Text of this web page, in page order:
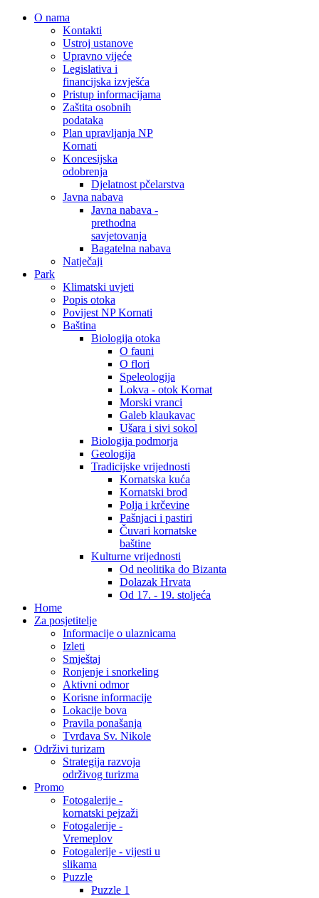
O nama
Kontakti
Ustroj ustanove
Upravno vijeće
Legislativa i
financijska izvješća
Pristup informacijama
Zaštita osobnih
podataka
Plan upravljanja NP
Kornati
Koncesijska
odobrenja
Djelatnost pčelarstva
Javna nabava
Javna nabava -
prethodna
savjetovanja
Bagatelna nabava
Natječaji
Park
Klimatski uvjeti
Popis otoka
Povijest NP Kornati
Baština
Biologija otoka
O fauni
O flori
Speleologija
Lokva - otok Kornat
Morski vranci
Galeb klaukavac
Ušara i sivi sokol
Biologija podmorja
Geologija
Tradicijske vrijednosti
Kornatska kuća
Kornatski brod
Polja i krčevine
Pašnjaci i pastiri
Čuvari kornatske
baštine
Kulturne vrijednosti
Od neolitika do Bizanta
Dolazak Hrvata
Od 17. - 19. stoljeća
Home
Za posjetitelje
Informacije o ulaznicama
Izleti
Smještaj
Ronjenje i snorkeling
Aktivni odmor
Korisne informacije
Lokacije bova
Pravila ponašanja
Tvrđava Sv. Nikole
Održivi turizam
Strategija razvoja
održivog turizma
Promo
Fotogalerije -
kornatski pejzaži
Fotogalerije -
Vremeplov
Fotogalerije - vijesti u
slikama
Puzzle
Puzzle 1